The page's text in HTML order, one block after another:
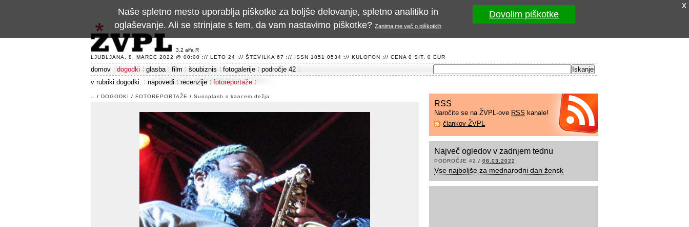
3.2 alfa R
LJUBLJANA, 8. MAREC 2022 @ 00:00 :// LETO 24 :// ŠTEVILKA 67 :// ISSN 1851 0534 :// KULOFON :// CENA 0 SIT, 0 EUR
domov dogodki glasba film šoubiznis fotogalerije
področje 42
v rubriki dogodki:
napovedi recenzije fotoreportaže
/ DOGODKI / FOTOREPORTAŽE / Sunsplash s kancem dežja
RSS
Naročite se na ŽVPL-ove RSS kanale!
člankov ŽVPL
Največ ogledov v zadnjem tednu
PODROČJE 42 / 08.03.2022
Vse najboljše za mednarodni dan žensk
x
Naše spletno mesto uporablja piškotke za boljše delovanje, spletno analitiko in
oglaševanje. Ali se strinjate s tem, da vam nastavimo piškotke? Zanima me več o piškotkih
Dovolim piškotke